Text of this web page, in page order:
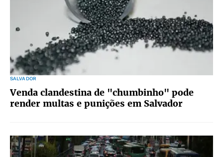
SALVADOR
Venda clandestina de "chumbinho" pode
render multas e punições em Salvador